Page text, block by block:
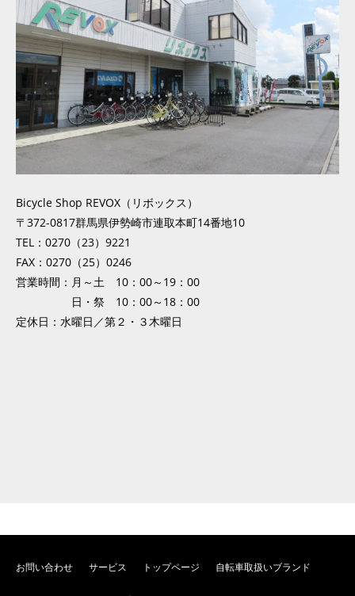
Bicycle Shop REVOX（リボックス）
〒372-0817群馬県伊勢崎市連取本町14番地10
TEL：0270（23）9221
FAX：0270（25）0246
営業時間：月～土 10：00～19：00
日・祭 10：00～18：00
定休日：水曜日／第２・３木曜日
お問い合わせ サービス トップページ 自転車取扱いブランド